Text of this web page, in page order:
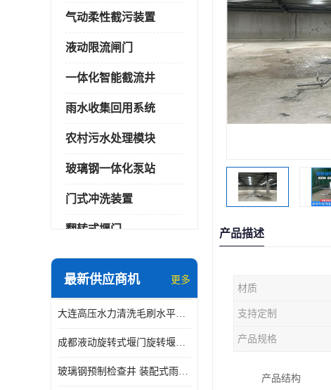
气动柔性截污装置
液动限流闸门
一体化智能截流井
雨水收集回用系统
农村污水处理模块
玻璃钢一体化泵站
门式冲洗装置
翻转式堰门
智能一体化雨水泵站
智能一体化供水泵房
智能一体化净水设备
最新供应商机 更多
大连高压水力清洗毛刷水平自清洁滚刷 水力自动冲洗系统 水力清洗
成都液动旋转式堰门旋转堰门 自动控制 SUS304
玻璃钢预制检查井 装配式雨水污水井 初期弃流井 源头厂家
产品描述
材质
支持定制
产品规格
产品结构